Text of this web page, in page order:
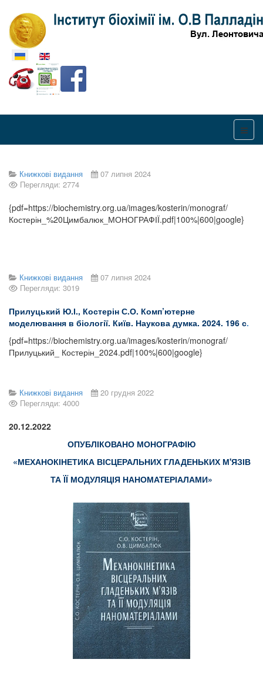
Оберіть свою мову
Книжкові видання
07 липня 2024
Перегляди: 2774
{pdf=https://biochemistry.org.ua/images/kosterin/monograf/
Костерін_%20Цимбалюк_МОНОГРАФІЇ.pdf|100%|600|google}
Книжкові видання
07 липня 2024
Перегляди: 3019
Прилуцький Ю.І., Костерін С.О. Комп’ютерне
моделювання в біології. Київ. Наукова думка. 2024. 196 с.
{pdf=https://biochemistry.org.ua/images/kosterin/monograf/
Прилуцький_ Костерін_2024.pdf|100%|600|google}
Книжкові видання
20 грудня 2022
Перегляди: 4000
20.12.2022
ОПУБЛІКОВАНО МОНОГРАФІЮ
«МЕХАНОКІНЕТИКА ВІСЦЕРАЛЬНИХ ГЛАДЕНЬКИХ М'ЯЗІВ
ТА ЇЇ МОДУЛЯЦІЯ НАНОМАТЕРІАЛАМИ»